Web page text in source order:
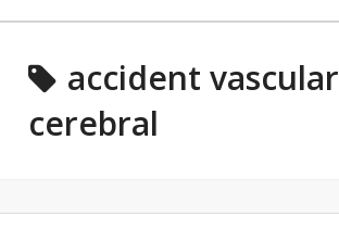
accident vascular
cerebral